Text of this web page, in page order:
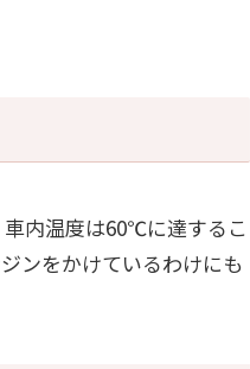
内温度は60℃に達するこ
ンをかけているわけにも